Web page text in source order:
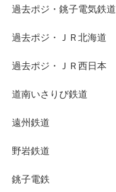
過去ポジ・銚子電気鉄道
過去ポジ・ＪＲ北海道
過去ポジ・ＪＲ西日本
道南いさりび鉄道
遠州鉄道
野岩鉄道
銚子電鉄